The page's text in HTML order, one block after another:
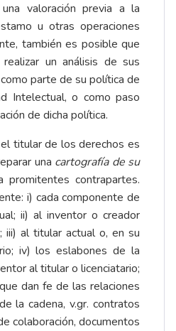
valoración previa a la
u otras operaciones
también es posible que
un análisis de sus
parte de su política de
Intelectual, o como paso
de dicha política.
titular de los derechos es
una cartografía de su
contrapartes.
i) cada componente de
ii) al inventor o creador
iii) al titular actual o, en su
iv) los eslabones de la
al titular o licenciatario;
dan fe de las relaciones
la cadena, v.gr. contratos
colaboración, documentos